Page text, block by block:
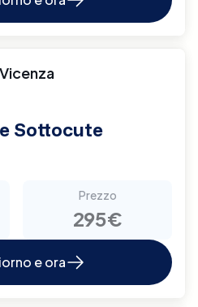
Sottocute
Prezzo
295€
e ora